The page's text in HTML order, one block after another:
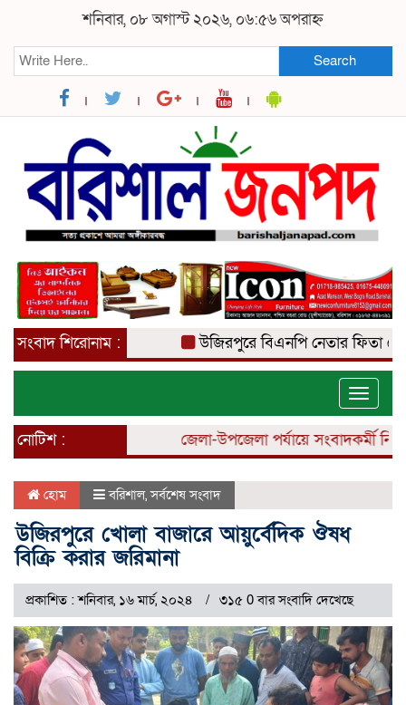
শনিবার, ০৮ অগাস্ট ২০২৬, ০৬:৫৬ অপরাহ্ন
Search
সংবাদ শিরোনাম : উজিরপুরে বিএনপি নেতার ফিতা
Toggle
নোটিশ :
জেলা-উপজেলা পর্যায়ে সংবাদকর্মী নিয়োগ
হোম বরিশাল,সর্বশেষ সংবাদ
উজিরপুরে খোলা বাজারে আয়ুর্বেদিক ঔষধ
বিক্রি করার জরিমানা
প্রকাশিত : শনিবার, ১৬ মার্চ, ২০২৪ ৩১৫ 0 বার সংবাদি দেখেছে